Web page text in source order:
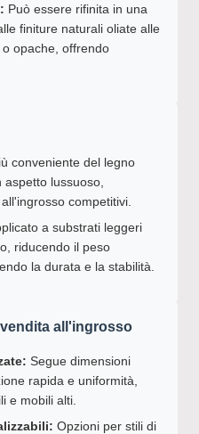
Può essere rifinita in una
finiture naturali oliate alle
opache, offrendo
conveniente del legno
lussuoso,
competitivi.
a substrati leggeri
riducendo il peso
la durata e la stabilità.
all'ingrosso
Segue dimensioni
rapida e uniformità,
e mobili alti.
Opzioni per stili di